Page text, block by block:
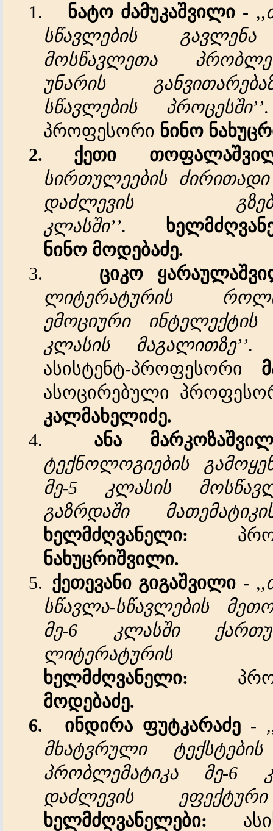
1. ნატო ძამუკაშვილი- ,,
სწავლების
გავლენა
მოსწავლეთა
უნარის
სწავლების
პროცესში’’
პროფესორი ნინო
2.
ქეთი
სირთულეების
ძირითადი
დაძლევის
კლასში’’.
ნინო მოდებაძე.
3.
ციკო
ლიტერატურის
ემოციური
ინტელექტის
კლასის
მაგალითზე’’
ასისტენტ-პროფესორი
ასოცირებული
კალმახელიძე.
4.
ანა
ტექნოლოგიების
მე-5 კლასის
გაზრდაში
ხელმძღვანელი:
ნახუცრიშვილი.
5. ქეთევანი გიგაშვილი - ,,
სწავლა-სწავლების
მე-6 კლასში
ლიტერატურის
ხელმძღვანელი:
მოდებაძე.
6.
ინდირა ფუტკარაძე -
მხატვრული
ტექსტების
პრობლემატიკა
მე-6
დაძლევის
ეფექტური
ხელმძღვანელები: